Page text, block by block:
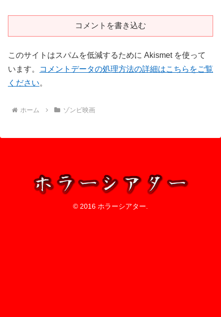
コメントを書き込む
このサイトはスパムを低減するために Akismet を使って
います。
コメントデータの処理方法の詳細はこちらをご覧
ください。
ホーム ゾンビ映画
© 2016 ホラーシアター.